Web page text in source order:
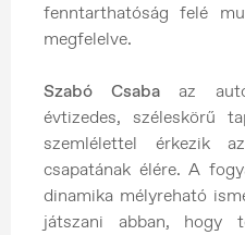
fenntarthatóság felé
megfelelve.
Szabó Csaba az
évtizedes, széleskörű
szemlélettel érkezik
csapatának élére. A
dinamika mélyreható
játszani abban, hogy